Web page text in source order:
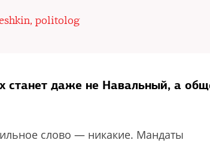
politolog
станет даже не Навальный, а
слово — никакие. Мандаты